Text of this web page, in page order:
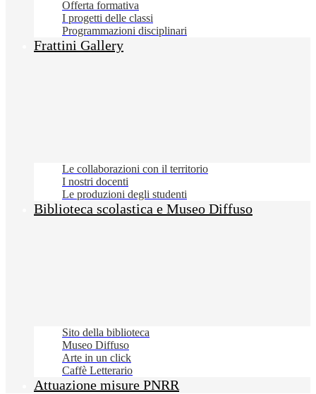
Offerta formativa
I progetti delle classi
Programmazioni disciplinari
Frattini Gallery
Le collaborazioni con il territorio
I nostri docenti
Le produzioni degli studenti
Biblioteca scolastica e Museo Diffuso
Sito della biblioteca
Museo Diffuso
Arte in un click
Caffè Letterario
Attuazione misure PNRR